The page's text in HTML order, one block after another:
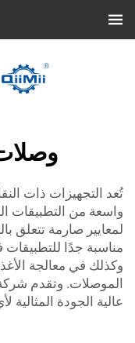
تُعد التجهيزات ذات
واسعة من التطبيقات
لمعايير صارمة تتعلق
مناسبة جدًا
وكذلك في معالجة
عالية الجودة المثالية